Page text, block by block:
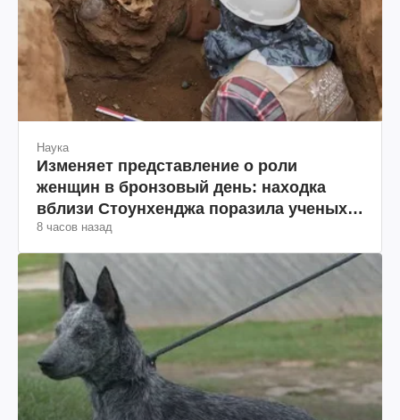
Наука
Изменяет представление о роли
женщин в бронзовый день: находка
вблизи Стоунхенджа поразила ученых
(фото)
8 часов назад